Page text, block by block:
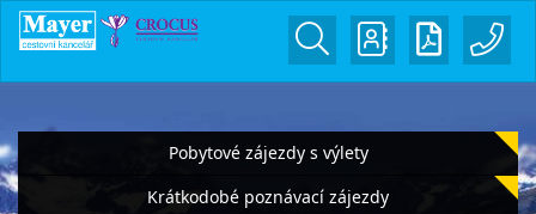
Pobytové zájezdy s výlety
Krátkodobé poznávací zájezdy